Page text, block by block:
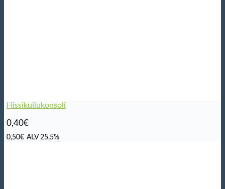
Hissikuilukonsoli
0,40€
0,50€ ALV 25,5%